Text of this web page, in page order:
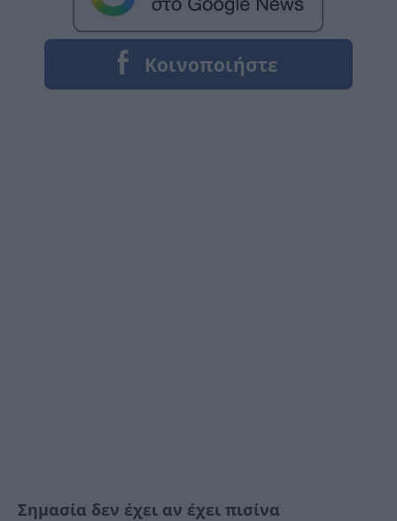
Σημασία δεν έχει αν έχει πισίνα